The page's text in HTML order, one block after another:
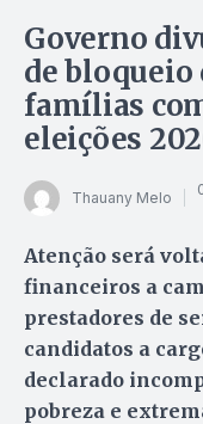
Governo
de bloqueio
famílias
eleições
Thauany Melo
Atenção será
financeiros a
prestadores de
candidatos a
declarado
pobreza e